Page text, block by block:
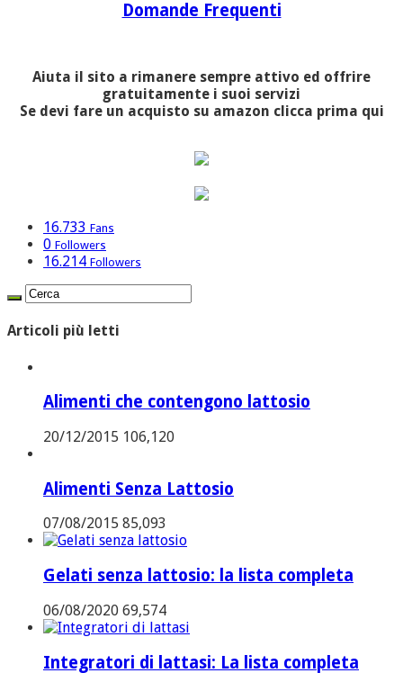
Domande Frequenti
Aiuta il sito a rimanere sempre attivo ed offrire
gratuitamente i suoi servizi
Se devi fare un acquisto su amazon clicca prima qui
16.733 Fans
0 Followers
16.214 Followers
Articoli più letti
Alimenti che contengono lattosio
20/12/2015 106,120
Alimenti Senza Lattosio
07/08/2015 85,093
Gelati senza lattosio: la lista completa
06/08/2020 69,574
Integratori di lattasi: La lista completa